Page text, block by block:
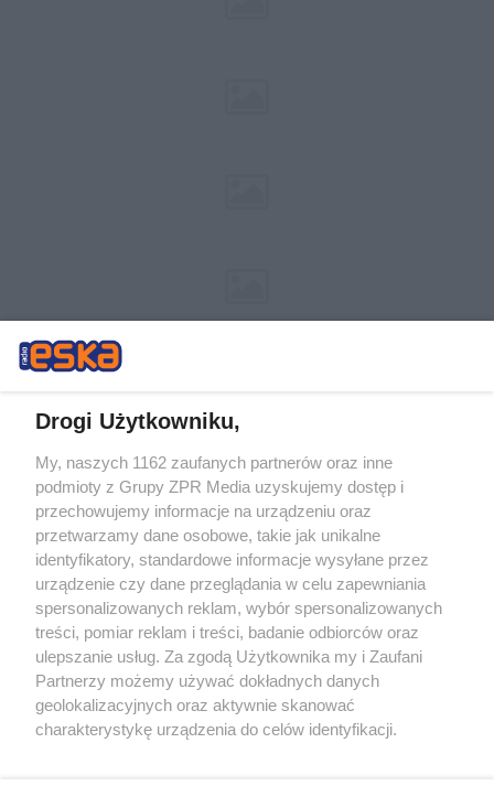
Żaden utwór zamieszczony w serwisie nie może być powielany i
rozpowszechniany lub dalej rozpowszechniany w jakikolwiek sposób (w
tym także elektroniczny lub mechaniczny) na jakimkolwiek polu
eksploatacji w jakiejkolwiek formie, włącznie z umieszczaniem w
Internecie bez pisemnej zgody właściciela praw. Jakiekolwiek użycie lub
wykorzystanie utworów w całości lub w części z naruszeniem prawa,
tzn. bez właściwej zgody, jest zabronione pod groźbą kary i może być
ścigane prawnie.
Drogi Użytkowniku,
My, naszych 1162 zaufanych partnerów oraz inne
podmioty z Grupy ZPR Media uzyskujemy dostęp i
przechowujemy informacje na urządzeniu oraz
przetwarzamy dane osobowe, takie jak unikalne
identyfikatory, standardowe informacje wysyłane przez
urządzenie czy dane przeglądania w celu zapewniania
spersonalizowanych reklam, wybór spersonalizowanych
treści, pomiar reklam i treści, badanie odbiorców oraz
ulepszanie usług. Za zgodą Użytkownika my i Zaufani
Partnerzy możemy używać dokładnych danych
geolokalizacyjnych oraz aktywnie skanować
charakterystykę urządzenia do celów identyfikacji.